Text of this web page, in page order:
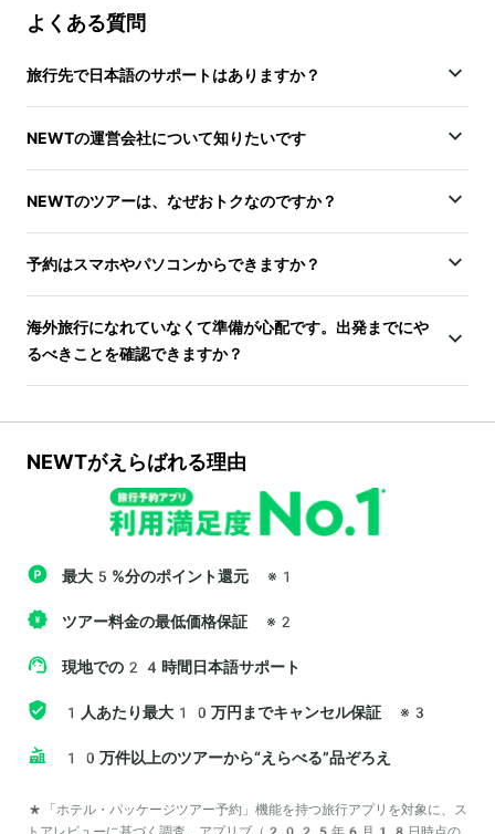
よくある質問
旅行先で日本語のサポートはありますか？
NEWTの運営会社について知りたいです
NEWTのツアーは、なぜおトクなのですか？
予約はスマホやパソコンからできますか？
海外旅行になれていなくて準備が心配です。出発までにや
るべきことを確認できますか？
NEWTがえらばれる理由
最大5%分のポイント還元 ※1
ツアー料金の最低価格保証 ※2
現地での24時間日本語サポート
1人あたり最大10万円までキャンセル保証 ※3
10万件以上のツアーから“えらべる”品ぞろえ
*「ホテル・パッケージツアー予約」機能を持つ旅行アプリを対象に、ス